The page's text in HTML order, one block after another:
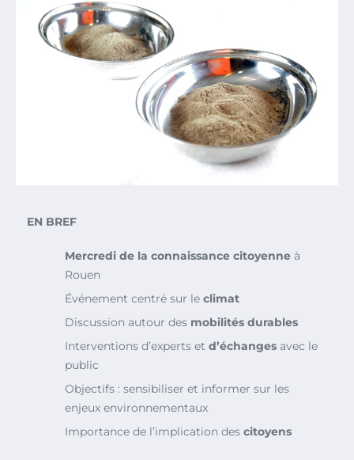
EN BREF
Mercredi de la connaissance citoyenne à
Rouen
Événement centré sur le climat
Discussion autour des mobilités durables
Interventions d’experts et d’échanges avec le
public
Objectifs : sensibiliser et informer sur les
enjeux environnementaux
Importance de l’implication des citoyens